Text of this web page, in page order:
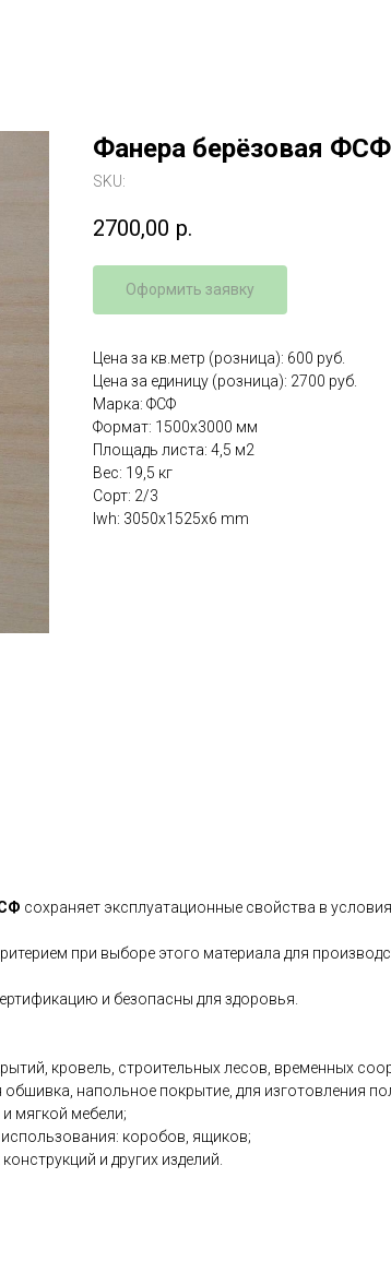
Фанера берёзовая
SKU:
2700,00 р.
Оформить заявку
Цена за кв.метр (розница): 600 руб.
Цена за единицу (розница): 2700 руб.
Марка: ФСФ
Формат: 1500x3000 мм
Площадь листа: 4,5 м2
Вес: 19,5 кг
Сорт: 2/3
lwh: 3050x1525x6 mm
сохраняет эксплуатационные свойства в
при выборе этого материала для
и безопасны для здоровья.
кровель, строительных лесов, временных
напольное покрытие, для изготовления
мягкой мебели;
коробов, ящиков;
и других изделий.